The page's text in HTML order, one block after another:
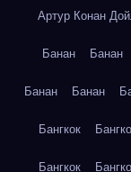
Артур Конан
Банан Банан
Банан Банан
Бангкок
Бангкок